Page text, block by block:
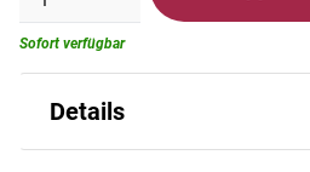
Sofort verfügbar
Details